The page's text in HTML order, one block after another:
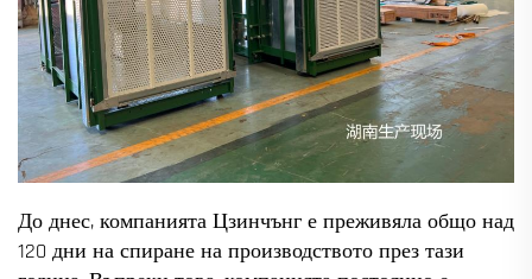
До днес, компанията Цзинчънг е преживяла общо над
120 дни на спиране на производството през тази